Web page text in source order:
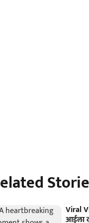
Viral
आईला